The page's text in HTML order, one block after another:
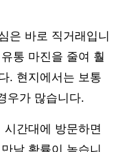
은 바로 직거래입니
통 마진을 줄여 훨
. 현지에서는 보통
우가 많습니다.
간대에 방문하면